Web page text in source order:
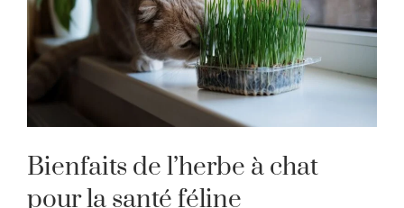
Bienfaits de l’herbe à chat
pour la santé féline